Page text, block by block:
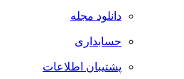
دانلود مجله
حسابداری
پشتیبان اطلاعات